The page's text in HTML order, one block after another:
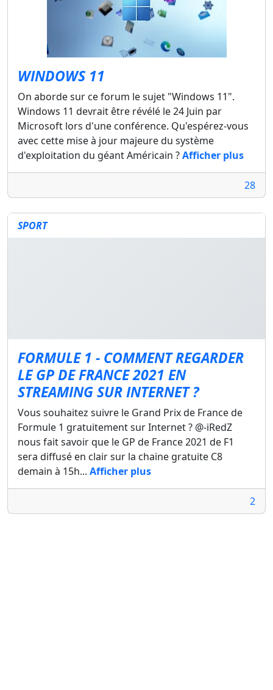
WINDOWS 11
On aborde sur ce forum le sujet "Windows 11".
Windows 11 devrait être révélé le 24 Juin par
Microsoft lors d'une conférence. Qu'espérez-vous
avec cette mise à jour majeure du système
d'exploitation du géant Américain ?Afficher plus
28
SPORT
FORMULE 1 - COMMENT REGARDER
LE GP DE FRANCE 2021 EN
STREAMING SUR INTERNET ?
Vous souhaitez suivre le Grand Prix de France de
Formule 1 gratuitement sur Internet ? @-iRedZ
nous fait savoir que le GP de France 2021 de F1
sera diffusé en clair sur la chaine gratuite C8
demain à 15h... Afficher plus
2